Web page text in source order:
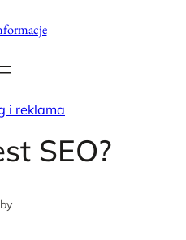
i reklama
SEO?
by